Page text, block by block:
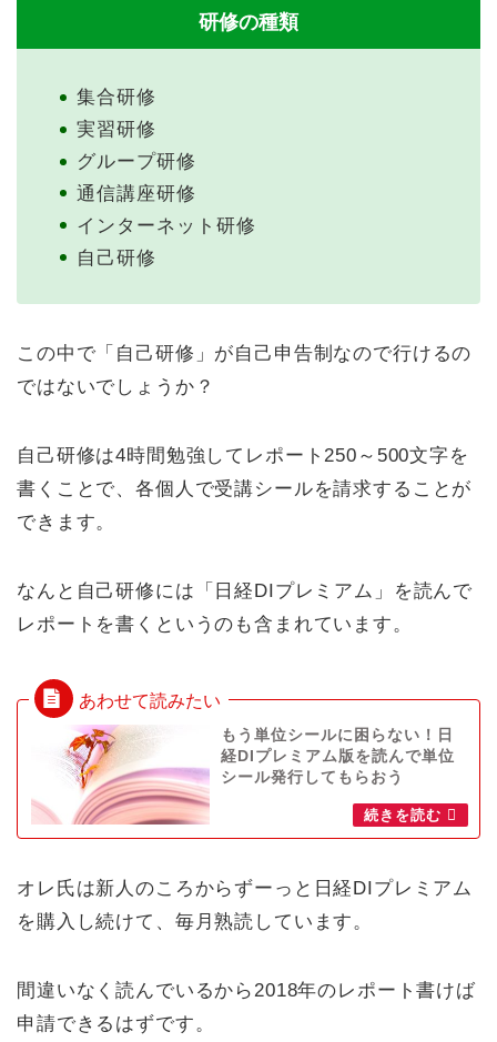
研修の種類
集合研修
実習研修
グループ研修
通信講座研修
インターネット研修
自己研修
この中で「自己研修」が自己申告制なので行けるの
ではないでしょうか？
自己研修は4時間勉強してレポート250～500文字を
書くことで、各個人で受講シールを請求することが
できます。
なんと自己研修には「日経DIプレミアム」を読んで
レポートを書くというのも含まれています。
もう単位シールに困らない！日
経DIプレミアム版を読んで単位
シール発行してもらおう
オレ氏は新人のころからずーっと日経DIプレミアム
を購入し続けて、毎月熟読しています。
間違いなく読んでいるから2018年のレポート書けば
申請できるはずです。